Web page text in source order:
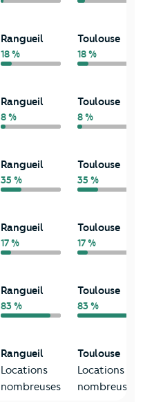
Rangueil
18 %
Toulouse
18 %
Rangueil
8 %
Toulouse
8 %
Rangueil
35 %
Toulouse
35 %
Rangueil
17 %
Toulouse
17 %
Rangueil
83 %
Toulouse
83 %
Rangueil
Locations
nombreuses
Toulouse
Locations
nombreuses